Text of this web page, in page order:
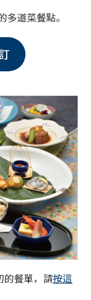
道菜餐點。
的餐單，請按這